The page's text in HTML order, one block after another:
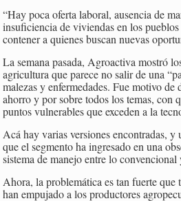
“Hay poca oferta laboral, ausencia de
insuficiencia de viviendas en los
contener a quienes buscan nuevas
La semana pasada, Agroactiva mostró
agricultura que parece no salir de una
malezas y enfermedades. Fue motivo
ahorro y por sobre todos los temas, con
puntos vulnerables que exceden a la
Acá hay varias versiones encontradas, y
que el segmento ha ingresado en una
sistema de manejo entre lo
Ahora, la problemática es tan fuerte que
han empujado a los productores